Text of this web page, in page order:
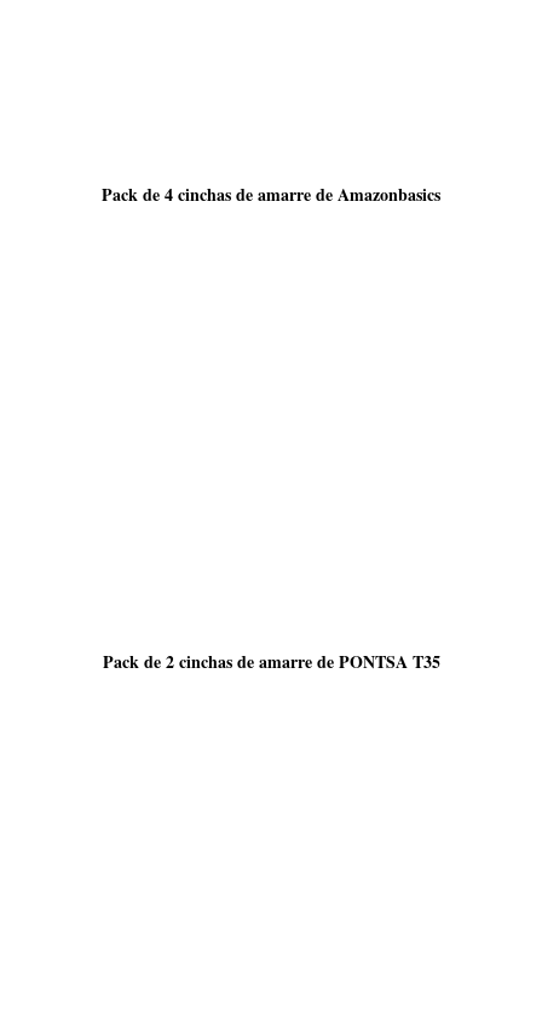
Pack de 4 cinchas de amarre de Amazonbasics
Pack de 2 cinchas de amarre de PONTSA T35